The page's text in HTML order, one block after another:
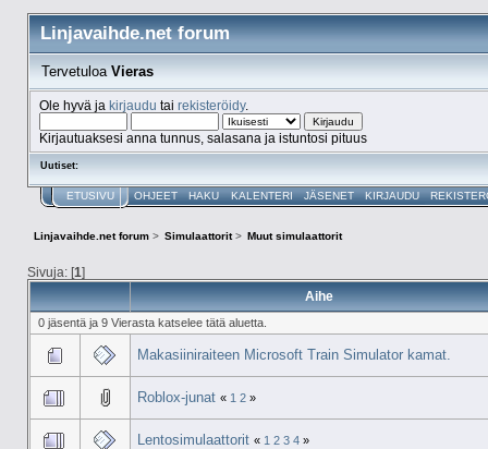
Linjavaihde.net forum
TervetuloaVieras
Ole hyvä ja kirjaudu tai rekisteröidy.
Kirjautuaksesi anna tunnus, salasana ja istuntosi pituus
Uutiset:
ETUSIVU OHJEET HAKU KALENTERI JÄSENET KIRJAUDU
Linjavaihde.net forum> Simulaattorit> Muut simulaattorit
Sivuja: [1]
Aihe
0 jäsentä ja 9 Vierasta katselee tätä aluetta.
Makasiiniraiteen Microsoft Train Simulator kamat.
Roblox-junat « 1 2»
Lentosimulaattorit « 1 2 3 4»